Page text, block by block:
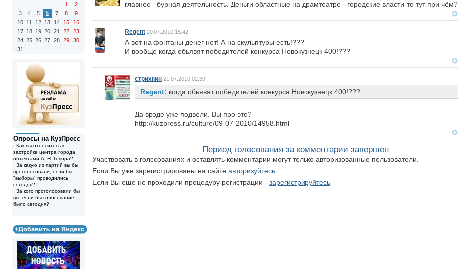
1
2
3
4 5 6 7 8
9
10 11 12 13 14 15
16
17 18 19 20 21 22
23
24 25 26 27 28 29
30
31
Опросы на КузПресс
Как вы относитесь к
застройке центра города
объектами А. Н. Говора?
За какую из партий вы бы
проголосовали, если бы
"выборы" проводились
сегодня?
За кого проголосовали бы
вы, если бы голосование
было сегодня?
главное - бурная деятельность. Деньги областные на драмтеатре - городские власти-то тут при чём?
Regent 20.07.2010 15:42
А вот на фонтаны денег нет! А на скульптуры есть!???
И вообще когда обьявят победителей конкурса Новокузнецк 400!???
стрихнин 21.07.2010 02:39
Regent: когда обьявят победителей конкурса Новокузнецк 400!???
Да вроде уже подвели. Вы про это?
http://kuzpress.ru/culture/09-07-2010/14958.html
Период голосования за комментарии завершен
Участвовать в голосованиях и оставлять комментарии могут только авторизованные пользователи.
Если Вы уже зарегистрированы на сайте авторизуйтесь
Если Вы еще не проходили процедуру регистрации - зарегистрируйтесь